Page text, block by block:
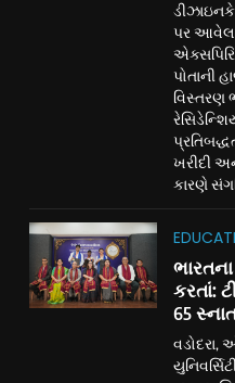
પર આવેલા
પોતાની
વિસ્તરણ
ખરીદી
કારણે
કરતાં:
65
વડોદરા,